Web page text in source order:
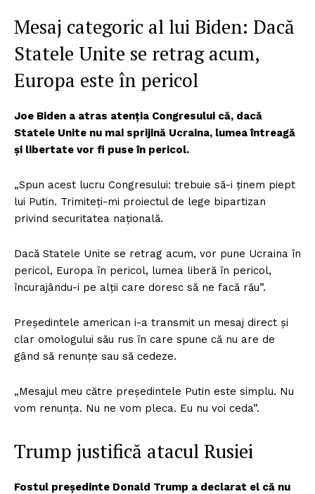
Mesaj categoric al lui Biden: Dacă
Statele Unite se retrag acum,
Europa este în pericol
Joe Biden a atras atenția Congresului că, dacă
Statele Unite nu mai sprijină Ucraina, lumea întreagă
și libertate vor fi puse în pericol.
„Spun acest lucru Congresului: trebuie să-i ținem piept
lui Putin. Trimiteți-mi proiectul de lege bipartizan
privind securitatea națională.
Dacă Statele Unite se retrag acum, vor pune Ucraina în
pericol, Europa în pericol, lumea liberă în pericol,
încurajându-i pe alții care doresc să ne facă rău”.
Președintele american i-a transmit un mesaj direct și
clar omologului său rus în care spune că nu are de
gând să renunțe sau să cedeze.
„Mesajul meu către președintele Putin este simplu. Nu
vom renunța. Nu ne vom pleca. Eu nu voi ceda”.
Trump justifică atacul Rusiei
Fostul președinte Donald Trump a declarat el că nu